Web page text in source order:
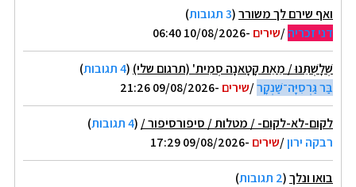
ואף שירם לך משורר(3 תגובות
)
דני זכריה/שירים -10/08/2026 06:40
שְׁלָשְׁתֵּנוּ / מֵאֵת קָטָאנָה סְמִית' (תרגום שלי) (4 תגובות
)
בַּר גַּרְסִיָּה־שַׁנְקָר/שירים -09/08/2026 21:26
לקום-לא-לקום- / מטלות / סיפורסיפור / (4 תגובות
)
רבקה ירון/שירים -09/08/2026 17:29
בואו ונלך(2 תגובות
)